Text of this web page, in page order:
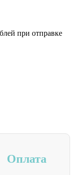
при отправке
Оплата